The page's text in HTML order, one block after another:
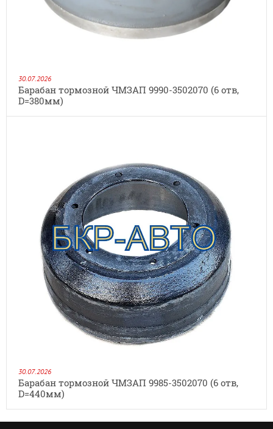
30.07.2026
Барабан тормозной ЧМЗАП 9990-3502070 (6 отв,
D=380мм)
30.07.2026
Барабан тормозной ЧМЗАП 9985-3502070 (6 отв,
D=440мм)